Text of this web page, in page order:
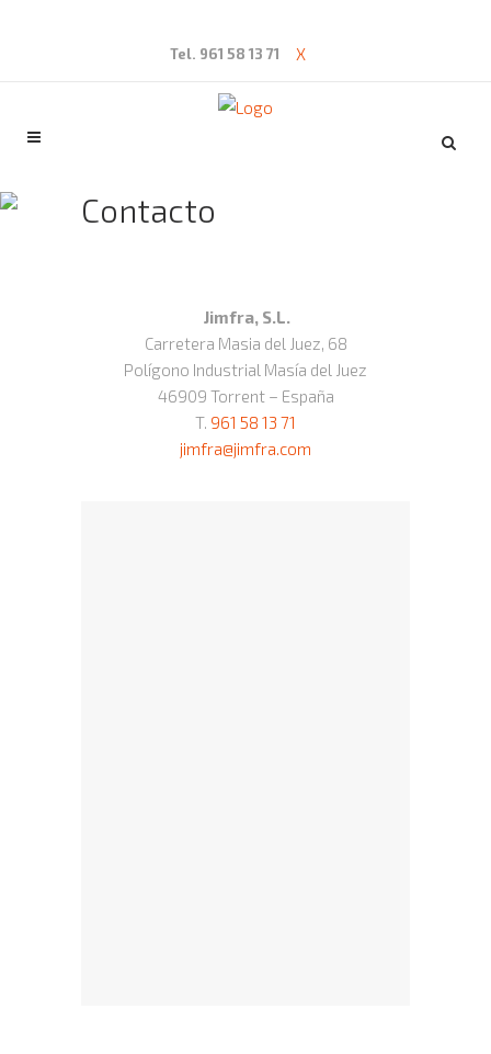
Tel. 961 58 13 71 X
Contacto
Jimfra, S.L.
Carretera Masia del Juez, 68
Polígono Industrial Masía del Juez
46909 Torrent – España
T. 961 58 13 71
jimfra@jimfra.com